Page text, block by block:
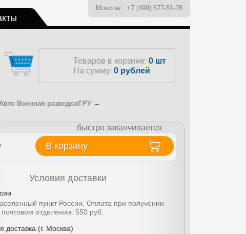
Moscow +7 (499) 677-51-28
Товаров в корзине: 0 шт
На сумму: 0 рублей
Военная разведка/ГРУ →
быстро заканчивается
В корзину
Условия доставки
пункт России. Оплата при получении
отделении: 550 руб.
доставка (г. Москва)